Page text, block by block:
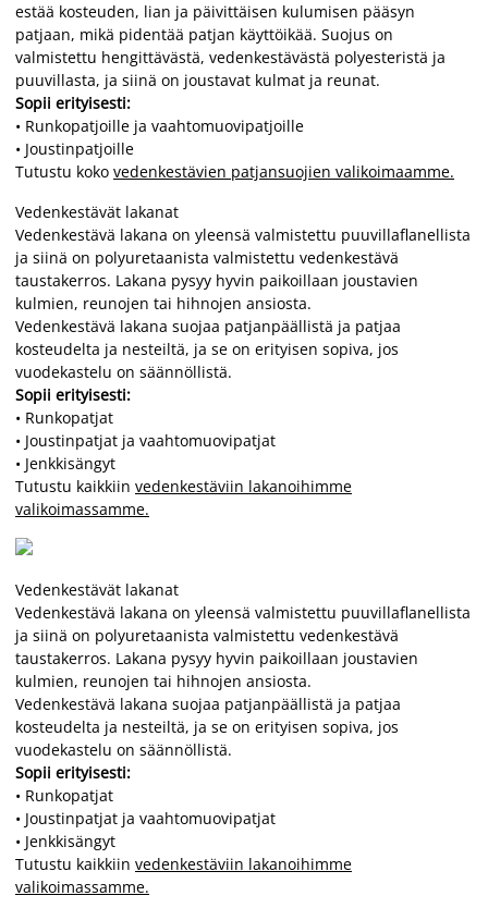
estää kosteuden, lian ja päivittäisen kulumisen pääsyn
patjaan, mikä pidentää patjan käyttöikää. Suojus on
valmistettu hengittävästä, vedenkestävästä polyesteristä ja
puuvillasta, ja siinä on joustavat kulmat ja reunat.
Sopii erityisesti:
• Runkopatjoille ja vaahtomuovipatjoille
• Joustinpatjoille
Tutustu koko vedenkestävien patjansuojien valikoimaamme.
Vedenkestävät lakanat
Vedenkestävä lakana on yleensä valmistettu puuvillaflanellista
ja siinä on polyuretaanista valmistettu vedenkestävä
taustakerros. Lakana pysyy hyvin paikoillaan joustavien
kulmien, reunojen tai hihnojen ansiosta.
Vedenkestävä lakana suojaa patjanpäällistä ja patjaa
kosteudelta ja nesteiltä, ja se on erityisen sopiva, jos
vuodekastelu on säännöllistä.
Sopii erityisesti:
• Runkopatjat
• Joustinpatjat ja vaahtomuovipatjat
• Jenkkisängyt
Tutustu kaikkiin vedenkestäviin lakanoihimme
valikoimassamme.
Vedenkestävät lakanat
Vedenkestävä lakana on yleensä valmistettu puuvillaflanellista
ja siinä on polyuretaanista valmistettu vedenkestävä
taustakerros. Lakana pysyy hyvin paikoillaan joustavien
kulmien, reunojen tai hihnojen ansiosta.
Vedenkestävä lakana suojaa patjanpäällistä ja patjaa
kosteudelta ja nesteiltä, ja se on erityisen sopiva, jos
vuodekastelu on säännöllistä.
Sopii erityisesti:
• Runkopatjat
• Joustinpatjat ja vaahtomuovipatjat
• Jenkkisängyt
Tutustu kaikkiin vedenkestäviin lakanoihimme
valikoimassamme.